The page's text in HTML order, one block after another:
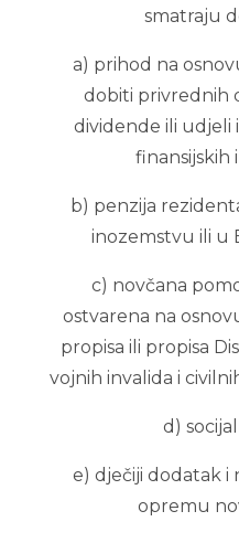
smatraju
a) prihod na
dobiti privrednih
dividende ili udjeli
finansijskih
b) penzija
inozemstvu ili u
c) novčana
ostvarena na
propisa ili propisa
vojnih invalida i
d)
e) dječiji dodatak i
opremu